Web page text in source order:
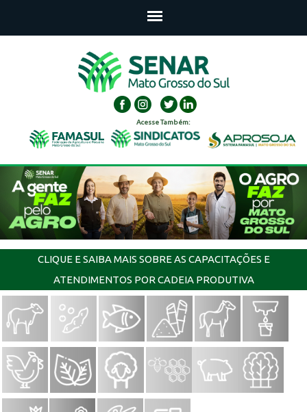
Acesse Também:
CLIQUE E SAIBA MAIS SOBRE AS CAPACITAÇÕES E
ATENDIMENTOS POR CADEIA PRODUTIVA